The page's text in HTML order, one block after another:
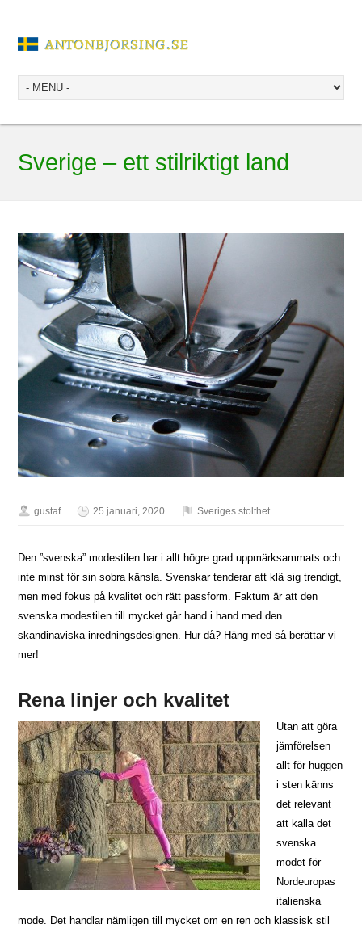
Sverige – ett stilriktigt land
gustaf 25 januari, 2020 Sveriges stolthet
Den ”svenska” modestilen har i allt högre grad uppmärksammats och
inte minst för sin sobra känsla. Svenskar tenderar att klä sig trendigt,
men med fokus på kvalitet och rätt passform. Faktum är att den
svenska modestilen till mycket går hand i hand med den
skandinaviska inredningsdesignen. Hur då? Häng med så berättar vi
mer!
Rena linjer och kvalitet
Utan att göra
jämförelsen
allt för huggen
i sten känns
det relevant
att kalla det
svenska
modet för
Nordeuropas
italienska
mode. Det handlar nämligen till mycket om en ren och klassisk stil